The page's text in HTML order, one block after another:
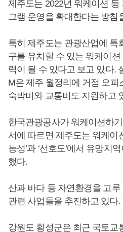
제주도는 2022년 워케이션
그램 운영을 확대한다는 방침
특히 제주도는 관광산업에 특
구를 유치할 수 있는 워케이
력이 될 수 있다고 보고 있다.
M은 제주 월정리에 거점 오피
숙박비와 교통비도 지원하고
한국관광공사가 워케이션하
서에 따르면 제주도는 워케이
능성’과 ‘선호도’에서 유망지
했다.
산과 바다 등 자연환경을 고
관련 사업들을 추진하고 있다.
강원도 횡성군은 최근 국토교